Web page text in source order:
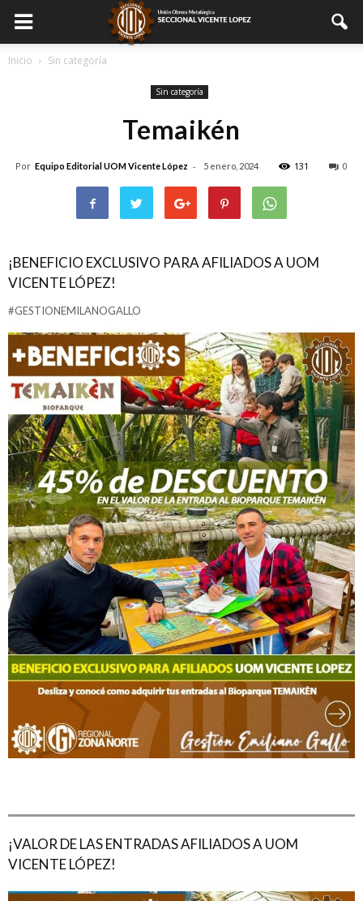
Inicio Sin categoría
Sin categoría
Temaikén
Por Equipo Editorial UOM Vicente López - 5 enero, 2024 131 0
¡BENEFICIO EXCLUSIVO PARA AFILIADOS A UOM
VICENTE LÓPEZ!
#GESTIONEMILANOGALLO
¡VALOR DE LAS ENTRADAS AFILIADOS A UOM
VICENTE LÓPEZ!